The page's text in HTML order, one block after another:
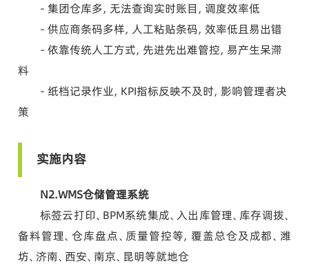
- 集团仓库多，无法查询实时账目，调度效率低
- 供应商条码多样，人工粘贴条码，效率低且易出错
- 依靠传统人工方式，先进先出难管控，易产生呆滞
料
- 纸档记录作业，KPI指标反映不及时，影响管理者决
策
实施内容
N2.WMS仓储管理系统
标签云打印、BPM系统集成、入出库管理、库存调拨、
备料管理、仓库盘点、质量管控等，覆盖总仓及成都、潍
坊、济南、西安、南京、昆明等就地仓